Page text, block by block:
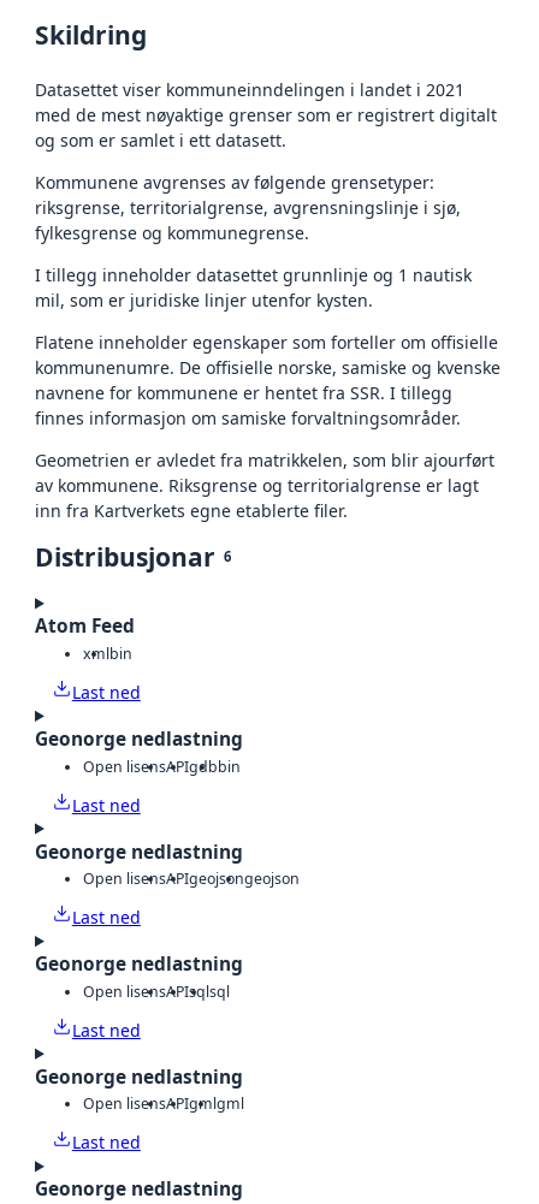
Skildring
Datasettet viser kommuneinndelingen i landet i 2021
med de mest nøyaktige grenser som er registrert digitalt
og som er samlet i ett datasett.
Kommunene avgrenses av følgende grensetyper:
riksgrense, territorialgrense, avgrensningslinje i sjø,
fylkesgrense og kommunegrense.
I tillegg inneholder datasettet grunnlinje og 1 nautisk
mil, som er juridiske linjer utenfor kysten.
Flatene inneholder egenskaper som forteller om offisielle
kommunenumre. De offisielle norske, samiske og kvenske
navnene for kommunene er hentet fra SSR. I tillegg
finnes informasjon om samiske forvaltningsområder.
Geometrien er avledet fra matrikkelen, som blir ajourført
av kommunene. Riksgrense og territorialgrense er lagt
inn fra Kartverkets egne etablerte filer.
Distribusjonar 6
Atom Feed
xmlbin
Last ned
Geonorge nedlastning
Open lisensAPIgdbbin
Last ned
Geonorge nedlastning
Open lisensAPIgeojsongeojson
Last ned
Geonorge nedlastning
Open lisensAPIsqlsql
Last ned
Geonorge nedlastning
Open lisensAPIgmlgml
Last ned
Geonorge nedlastning